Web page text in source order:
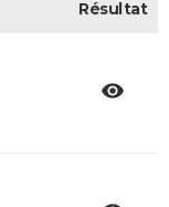
Résultat